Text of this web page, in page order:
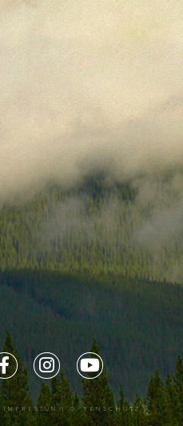
IMPRESSUM |DATENSCHUTZ